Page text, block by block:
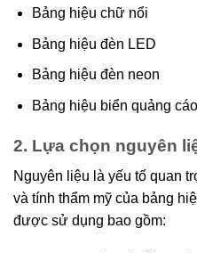
Bảng hiệu chữ nổi
Bảng hiệu đèn LED
Bảng hiệu đèn neon
Bảng hiệu biển quảng cáo
2. Lựa chọn nguyên
Nguyên liệu là yếu tố quan
và tính thẩm mỹ của bảng
được sử dụng bao gồm: